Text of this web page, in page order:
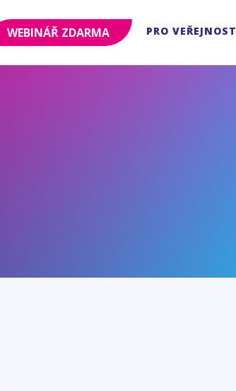
WEBINÁŘ ZDARMA PRO VEŘEJNOST